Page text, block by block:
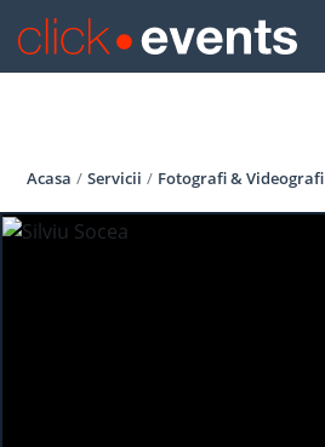
Acasa Servicii Fotografi & Videografi